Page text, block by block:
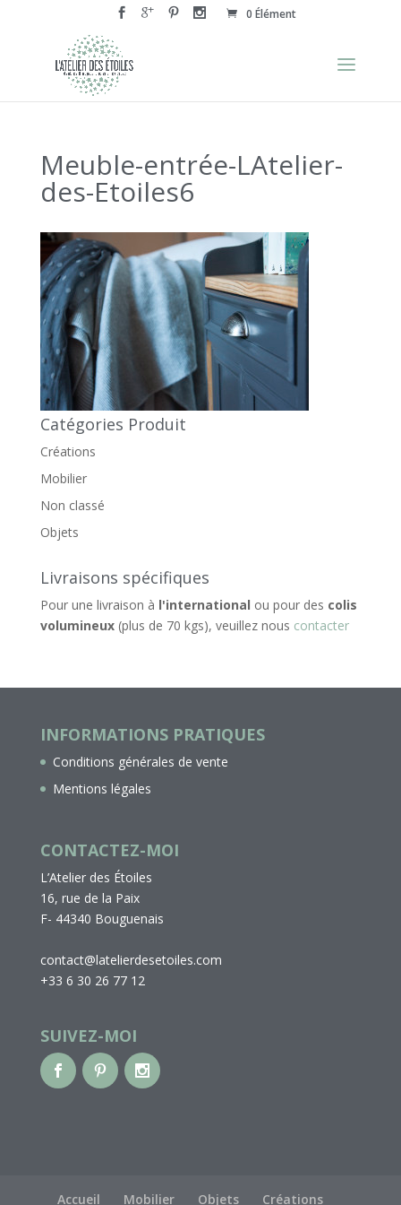
0 Élément
Meuble-entrée-LAtelier-
des-Etoiles6
Catégories Produit
Créations
Mobilier
Non classé
Objets
Livraisons spécifiques
Pour une livraison à l'international ou pour des colis
volumineux(plus de 70 kgs), veuillez nous contacter
INFORMATIONS PRATIQUES
Conditions générales de vente
Mentions légales
CONTACTEZ-MOI
L’Atelier des Étoiles
16, rue de la Paix
F- 44340 Bouguenais
contact@latelierdesetoiles.com
+33 6 30 26 77 12
SUIVEZ-MOI
Accueil Mobilier Objets Créations